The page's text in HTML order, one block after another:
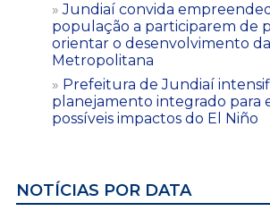
Jundiaí convida
população a participarem de
orientar o desenvolvimento
Metropolitana
Prefeitura de Jundiaí
planejamento integrado para
possíveis impactos do El Niño
NOTÍCIAS POR DATA